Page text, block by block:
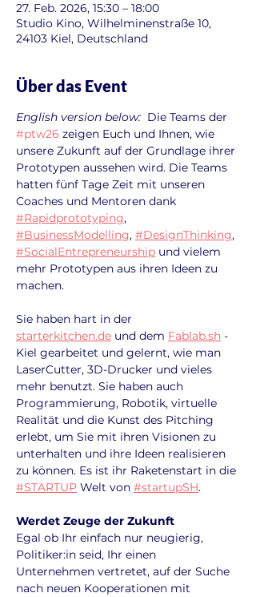
27. Feb. 2026, 15:30 – 18:00
Studio Kino, Wilhelminenstraße 10,
24103 Kiel, Deutschland
Über das Event
English version below:
  Die Teams der
#ptw26 zeigen Euch und Ihnen, wie
unsere Zukunft auf der Grundlage ihrer
Prototypen aussehen wird. Die Teams
hatten fünf Tage Zeit mit unseren
Coaches und Mentoren dank
#Rapidprototyping,
#BusinessModelling, #DesignThinking,
#SocialEntrepreneurship und vielem
mehr Prototypen aus ihren Ideen zu
machen.
Sie haben hart in der
starterkitchen.de und dem Fablab.sh -
Kiel gearbeitet und gelernt, wie man
LaserCutter, 3D-Drucker und vieles
mehr benutzt. Sie haben auch
Programmierung, Robotik, virtuelle
Realität und die Kunst des Pitching
erlebt, um Sie mit ihren Visionen zu
unterhalten und ihre Ideen realisieren
zu können. Es ist ihr Raketenstart in die
#STARTUP Welt von #startupSH.
Werdet Zeuge der Zukunft
Egal ob Ihr einfach nur neugierig,
Politiker:in seid, Ihr einen
Unternehmen vertretet, auf der Suche
nach neuen Kooperationen mit